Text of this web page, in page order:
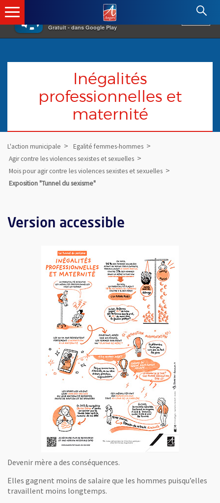
×
Gratuit - dans Google Play
Angers.fr : Retour à l'accueil
Inégalités
professionnelles et
maternité
L'action municipale
Egalité femmes-hommes
Agir contre les violences sexistes et sexuelles
Mois pour agir contre les violences sexistes et sexuelles
Exposition "Tunnel du sexisme"
Version accessible
, Ouvre une nouvelle fenêtre
Devenir mère a des conséquences.
Elles gagnent moins de salaire que les hommes puisqu’elles
travaillent moins longtemps.